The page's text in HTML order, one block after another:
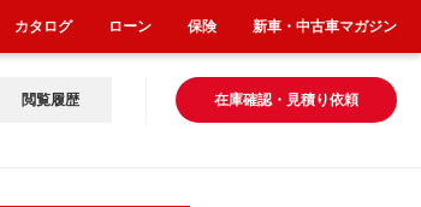
在庫確認・見積り依頼
閲覧履歴
カタログ ローン 保険 新車・中古車マガジン